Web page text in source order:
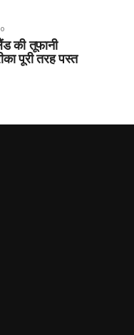
की तूफानी
पूरी तरह पस्त